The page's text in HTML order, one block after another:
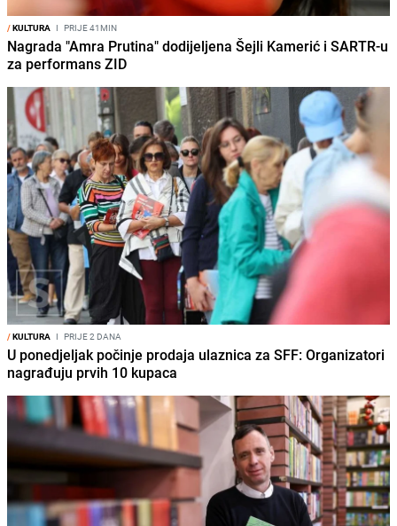
/KULTURA I PRIJE 41MIN
Nagrada "Amra Prutina" dodijeljena Šejli Kamerić i SARTR-u
za performans ZID
/KULTURA I PRIJE 2 DANA
U ponedjeljak počinje prodaja ulaznica za SFF: Organizatori
nagrađuju prvih 10 kupaca